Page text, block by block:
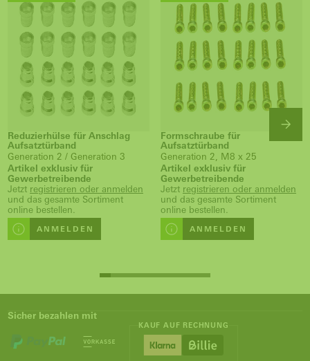
Reduzierhülse für Anschlag
Aufsatztürband
Generation 2 / Generation 3
Artikel exklusiv für
Gewerbetreibende
Jetzt registrieren oder anmelden
und das gesamte Sortiment
online bestellen.
ANMELDEN
Formschraube für
Aufsatztürband
Generation 2, M8 x 25
Artikel exklusiv für
Gewerbetreibende
Jetzt registrieren oder anmelden
und das gesamte Sortiment
online bestellen.
ANMELDEN
Sicher bezahlen mit
KAUF AUF RECHNUNG